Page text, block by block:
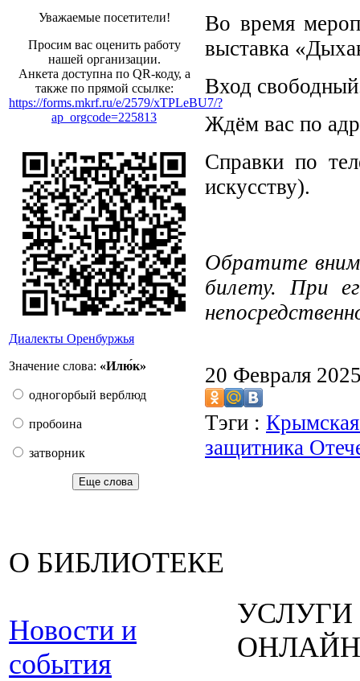
Уважаемые посетители!
Просим вас оценить работу
нашей организации.
Анкета доступна по QR-коду, а
также по прямой ссылке:
https://forms.mkrf.ru/e/2579/xTPLeBU7/?
ap_orgcode=225813
Диалекты Оренбуржья
Значение слова: «Илю́к»
одногорбый верблюд
пробоина
затворник
Еще слова
Во время
выставка
Вход
Ждём вас по
Справки по
искусству).
Обратите
билету. При
20 Февраля
Тэги :
защитника
О БИБЛИОТЕКЕ
Новости и
события
УСЛУГИ
ОНЛАЙН